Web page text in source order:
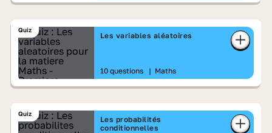
Quiz
Les variables aléatoires
10 questions | Maths
Quiz
Les probabilités
conditionnelles